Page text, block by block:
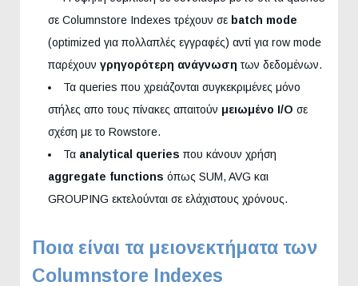
σε Columnstore Indexes τρέχουν σε batch mode
(optimized για πολλαπλές εγγραφές) αντί για row mode
παρέχουν γρηγορότερη ανάγνωση των δεδομένων.
Τα queries που χρειάζονται συγκεκριμένες μόνο
στήλες απο τους πίνακες απαιτούν μειωμένο I/O σε
σχέση με το Rowstore.
Τα analytical queries που κάνουν χρήση
aggregate functions όπως SUM, AVG και
GROUPING εκτελούνται σε ελάχιστους χρόνους.
Ποια είναι τα μειονεκτήματα των
Columnstore Indexes